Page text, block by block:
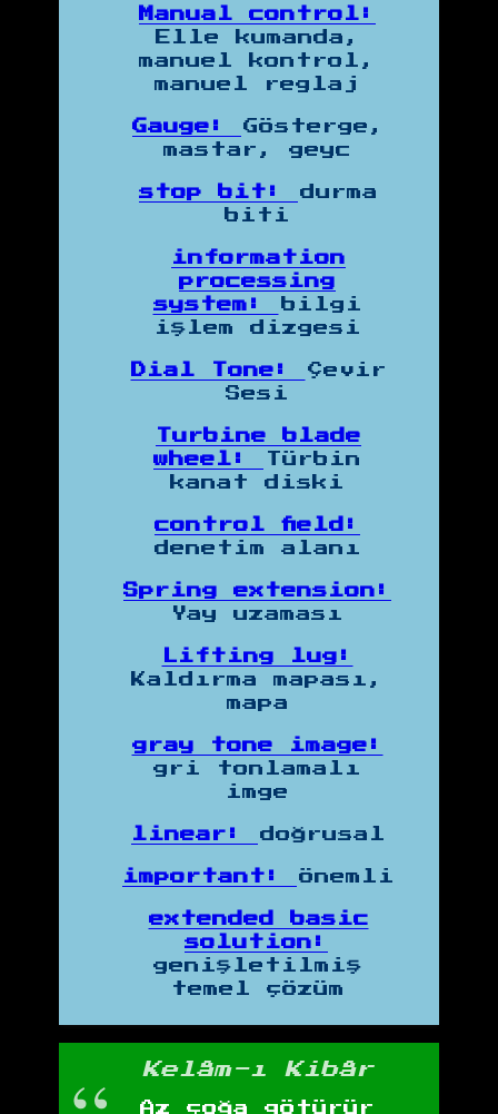
Manual control:
Elle kumanda,
manuel kontrol,
manuel reglaj
Gauge:
Gösterge,
mastar, geyc
stop bit:
durma
biti
information
processing
system:
bilgi
işlem dizgesi
Dial Tone:
Çevir
Sesi
Turbine blade
wheel:
Türbin
kanat diski
control field:
denetim alanı
Spring extension:
Yay uzaması
Lifting lug:
Kaldırma mapası,
mapa
gray tone image:
gri tonlamalı
imge
linear: doğrusal
important: önemli
extended basic
solution:
genişletilmiş
temel çözüm
Kelâm-ı Kibâr
Az çoğa götürür